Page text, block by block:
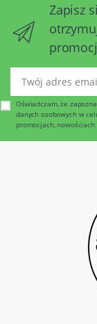
Zapisz
Oświadczam, że
danych osobowych w
promocjach,